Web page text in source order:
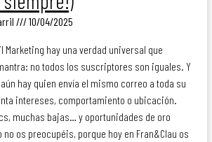
10/04/2025
Marketing hay una verdad universal que
no todos los suscriptores son iguales. Y
hay quien envía el mismo correo a toda su
intereses, comportamiento o ubicación.
muchas bajas… y oportunidades de oro
os preocupéis, porque hoy en Fran&Clau os